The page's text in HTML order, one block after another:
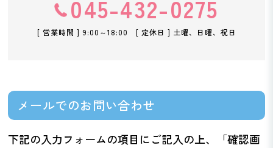
045-432-0275
[ 営業時間 ] 9:00～18:00 [ 定休日 ] 土曜、日曜、祝日
メールでのお問い合わせ
下記の入力フォームの項目にご記入の上、「確認画